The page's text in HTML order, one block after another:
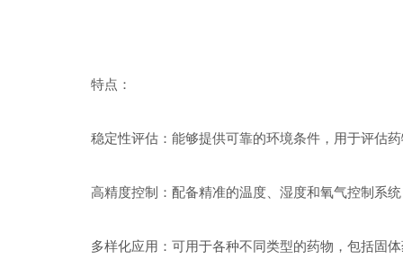
特点：
稳定性评估：能够提供可靠的环境条件，用于评估药
高精度控制：配备精准的温度、湿度和氧气控制系统
多样化应用：可用于各种不同类型的药物，包括固体